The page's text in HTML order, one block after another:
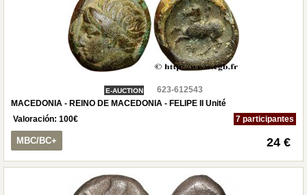
E-AUCTION
623-612543
MACEDONIA - REINO DE MACEDONIA - FELIPE II Unité
Valoración: 100€ 7 participantes
MBC/BC+ 24 €